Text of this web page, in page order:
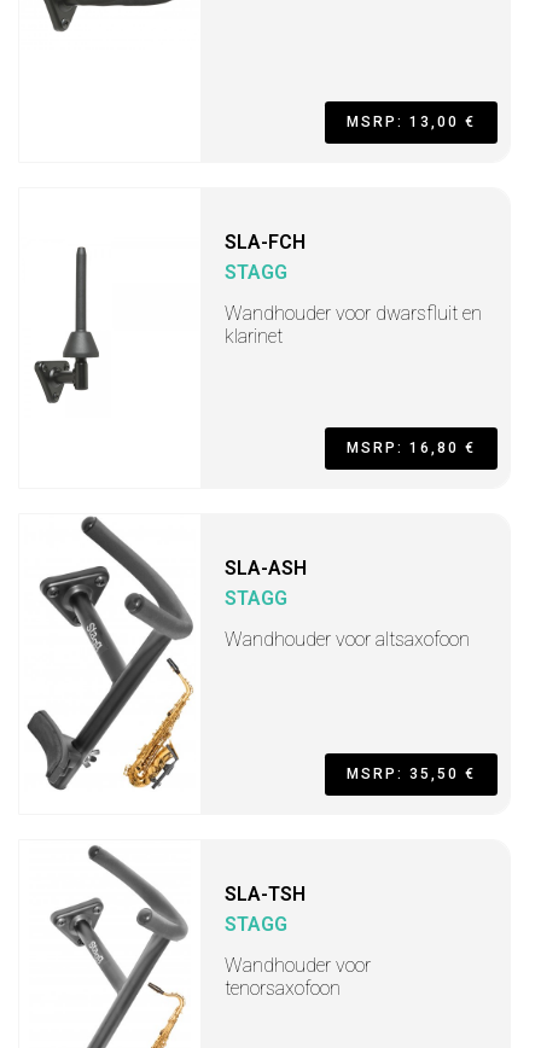
MSRP: 13,00 €
SLA-FCH
STAGG
Wandhouder voor dwarsfluit en
klarinet
MSRP: 16,80 €
SLA-ASH
STAGG
Wandhouder voor altsaxofoon
MSRP: 35,50 €
SLA-TSH
STAGG
Wandhouder voor
tenorsaxofoon